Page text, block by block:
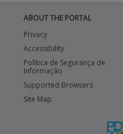
ABOUT THE PORTAL
Privacy
Accessibility
Política de Segurança de
Informação
Supported Browsers
Site Map